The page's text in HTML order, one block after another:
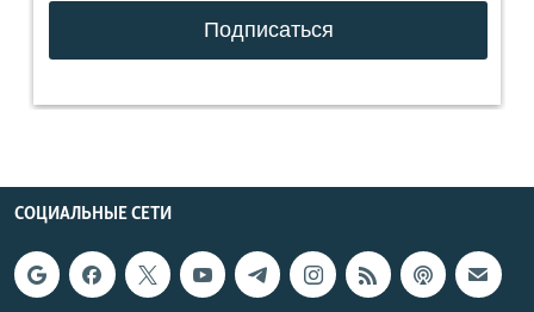
СОЦИАЛЬНЫЕ СЕТИ